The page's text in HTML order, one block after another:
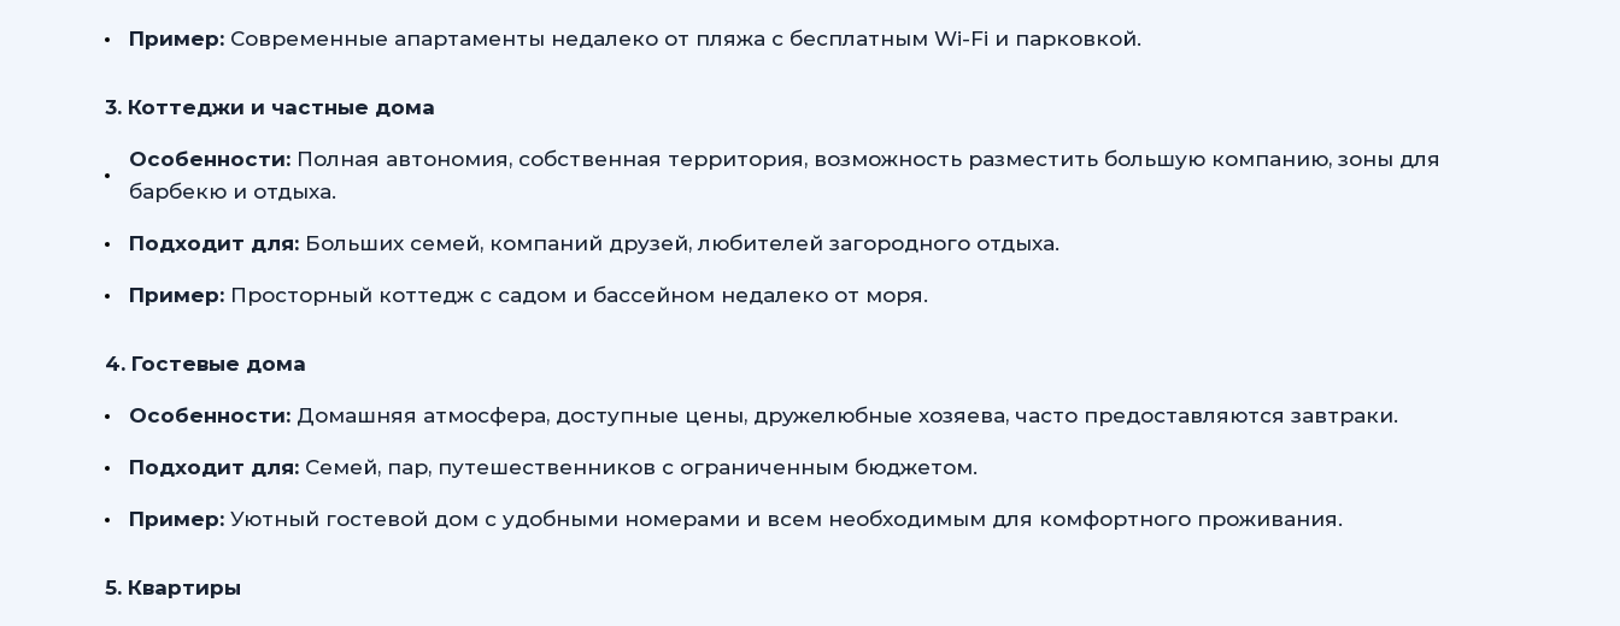
Пример: Современные апартаменты недалеко от пляжа с бесплатным Wi-Fi и парковкой.
3. Коттеджи и частные дома
Особенности: Полная автономия, собственная территория, возможность разместить большую компанию, зоны для
барбекю и отдыха.
Подходит для: Больших семей, компаний друзей, любителей загородного отдыха.
Пример: Просторный коттедж с садом и бассейном недалеко от моря.
4. Гостевые дома
Особенности: Домашняя атмосфера, доступные цены, дружелюбные хозяева, часто предоставляются завтраки.
Подходит для: Семей, пар, путешественников с ограниченным бюджетом.
Пример: Уютный гостевой дом с удобными номерами и всем необходимым для комфортного проживания.
5. Квартиры